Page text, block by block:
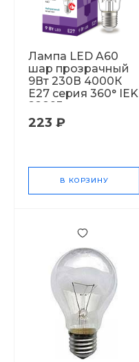
Лампа LED A60
шар прозрачный
9Вт 230В 4000К
E27 серия 360° IEK
22893
223 ₽
В КОРЗИНУ